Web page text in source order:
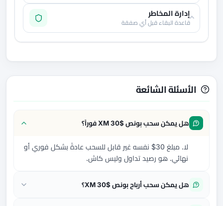
إدارة المخاطر
قاعدة البقاء قبل أي صفقة
الأسئلة الشائعة
هل يمكن سحب بونص XM 30$ فوراً؟
لا. مبلغ 30$ نفسه غير قابل للسحب عادةً بشكل فوري أو
نهائي. هو رصيد تداول وليس كاش.
هل يمكن سحب أرباح بونص XM 30$؟